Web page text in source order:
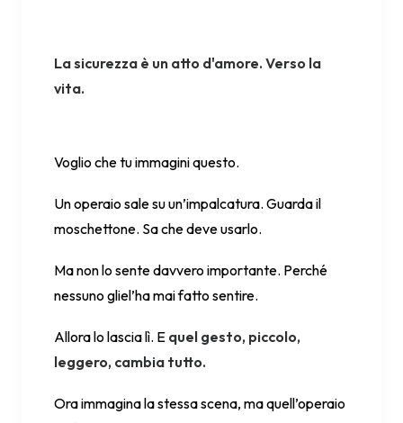
La sicurezza è un atto d'amore. Verso la
vita.
Voglio che tu immagini questo.
Un operaio sale su un’impalcatura. Guarda il
moschettone. Sa che deve usarlo.
Ma non lo sente davvero importante. Perché
nessuno gliel’ha mai fatto sentire.
Allora lo lascia lì. E quel gesto, piccolo,
leggero, cambia tutto.
Ora immagina la stessa scena, ma quell’operaio